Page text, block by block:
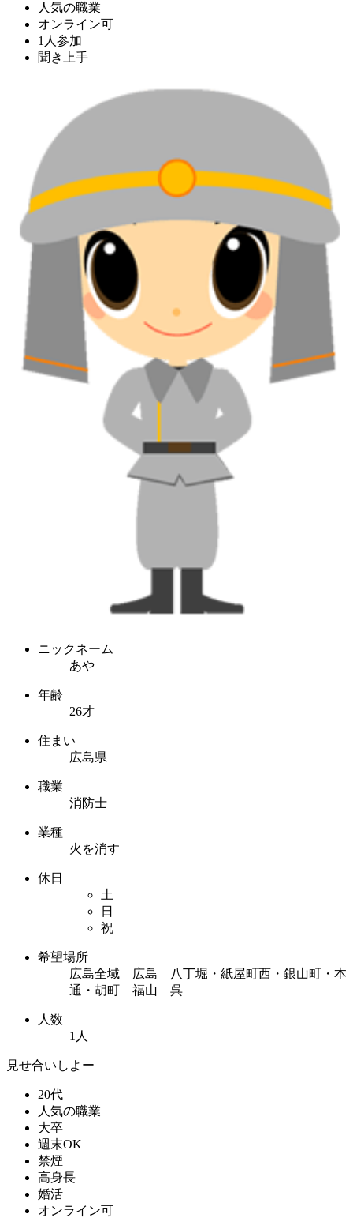
人気の職業
オンライン可
1人参加
聞き上手
ニックネーム
あや
年齢
26才
住まい
広島県
職業
消防士
業種
火を消す
休日
土
日
祝
希望場所
広島全域 広島 八丁堀・紙屋町西・銀山町・本
通・胡町 福山 呉
人数
1人
見せ合いしよー
20代
人気の職業
大卒
週末OK
禁煙
高身長
婚活
オンライン可